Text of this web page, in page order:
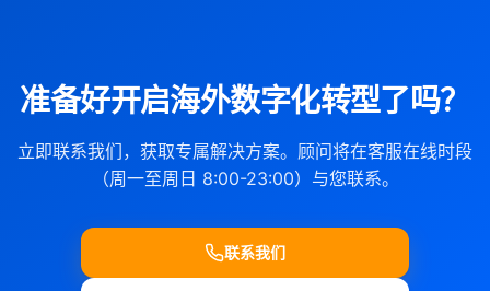
准备好开启海外数字化转型了吗？
立即联系我们，获取专属解决方案。顾问将在客服在线时段
（周一至周日 8:00-23:00）与您联系。
联系我们